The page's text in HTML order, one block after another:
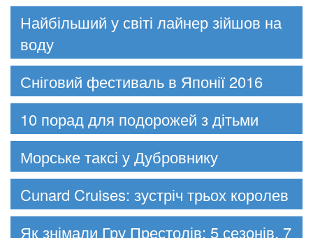
Найбільший у світі лайнер зійшов на
воду
Сніговий фестиваль в Японії 2016
10 порад для подорожей з дітьми
Морське таксі у Дубровнику
Cunard Cruises: зустріч трьох королев
Як знімали Гру Престолів: 5 сезонів, 7